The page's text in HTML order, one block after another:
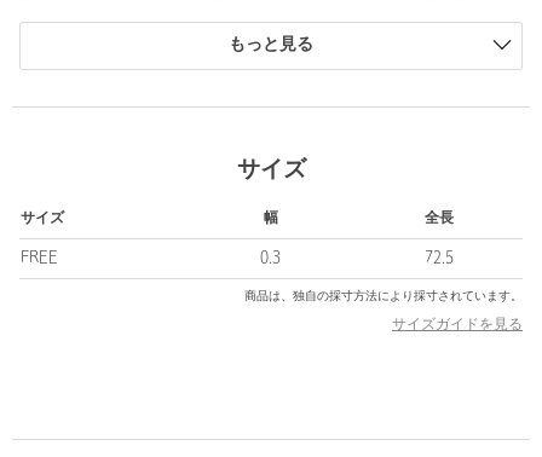
イルを問わずお使いいただけます。
蝋引きを施したコットン素材の丸紐を使用しています。
シックな３色展開なのでカジュアルなコーディネートからビジネ
男女問わずお使いいただけるギフトにもぴったりのアイテムで
す。
※商品に「取り扱い上の注意書き」、「洗濯表示」がございます
もっと見る
サイズ
サイズ 幅 全長
FREE 0.3 72.5
商品は、独自の採寸方法により採寸されています。
サイズガイドを見る